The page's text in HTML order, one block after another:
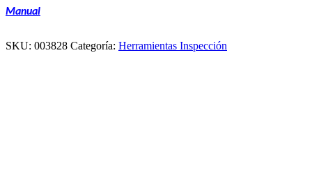
Manual
SKU: 003828 Categoría: Herramientas Inspección